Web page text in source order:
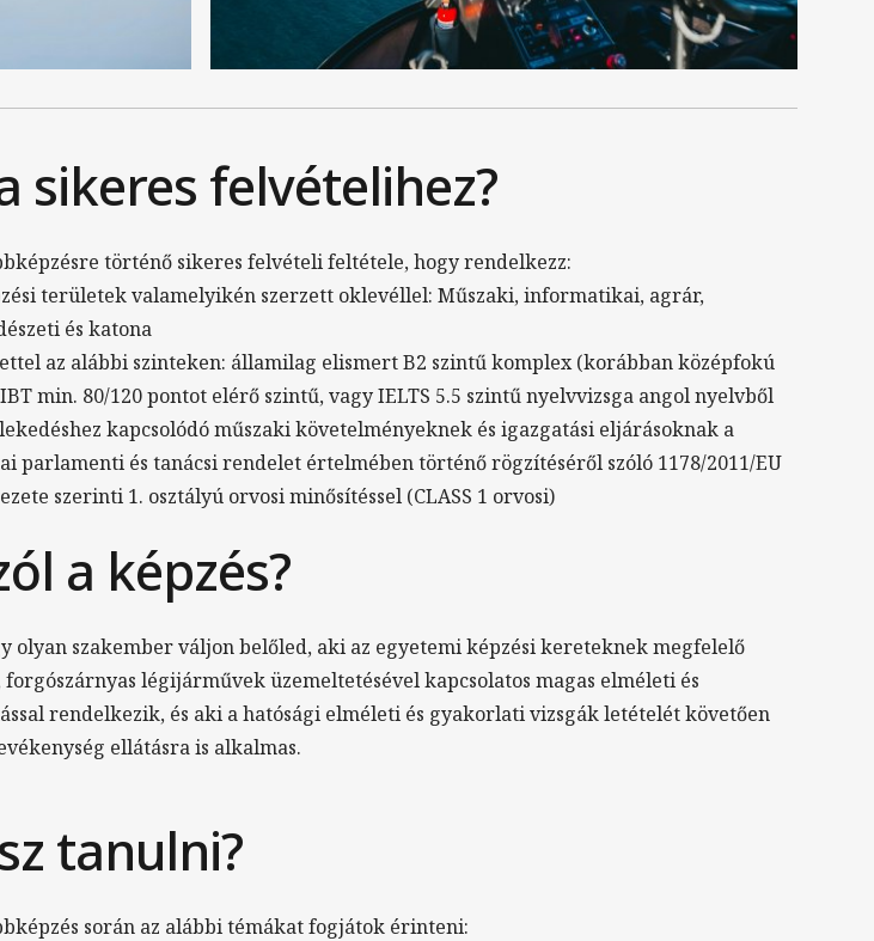
sikeres felvételihez?
történő sikeres felvételi feltétele, hogy rendelkezz:
területek valamelyikén szerzett oklevéllel: Műszaki, informatikai, agrár,
és katona
az alábbi szinteken: államilag elismert B2 szintű komplex (korábban középfokú
min. 80/120 pontot elérő szintű, vagy IELTS 5.5 szintű nyelvvizsga angol nyelvből
kapcsolódó műszaki követelményeknek és igazgatási eljárásoknak a
parlamenti és tanácsi rendelet értelmében történő rögzítéséről szóló 1178/2011/EU
szerinti 1. osztályú orvosi minősítéssel (CLASS 1 orvosi)
a képzés?
olyan szakember váljon belőled, aki az egyetemi képzési kereteknek megfelelő
légijárművek üzemeltetésével kapcsolatos magas elméleti és
rendelkezik, és aki a hatósági elméleti és gyakorlati vizsgák letételét követően
ellátásra is alkalmas.
tanulni?
során az alábbi témákat fogjátok érinteni: